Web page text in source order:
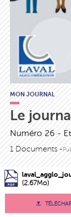
MON JOURNAL
Le
Numéro 26 -
1 Documents -
(2.67Mo)